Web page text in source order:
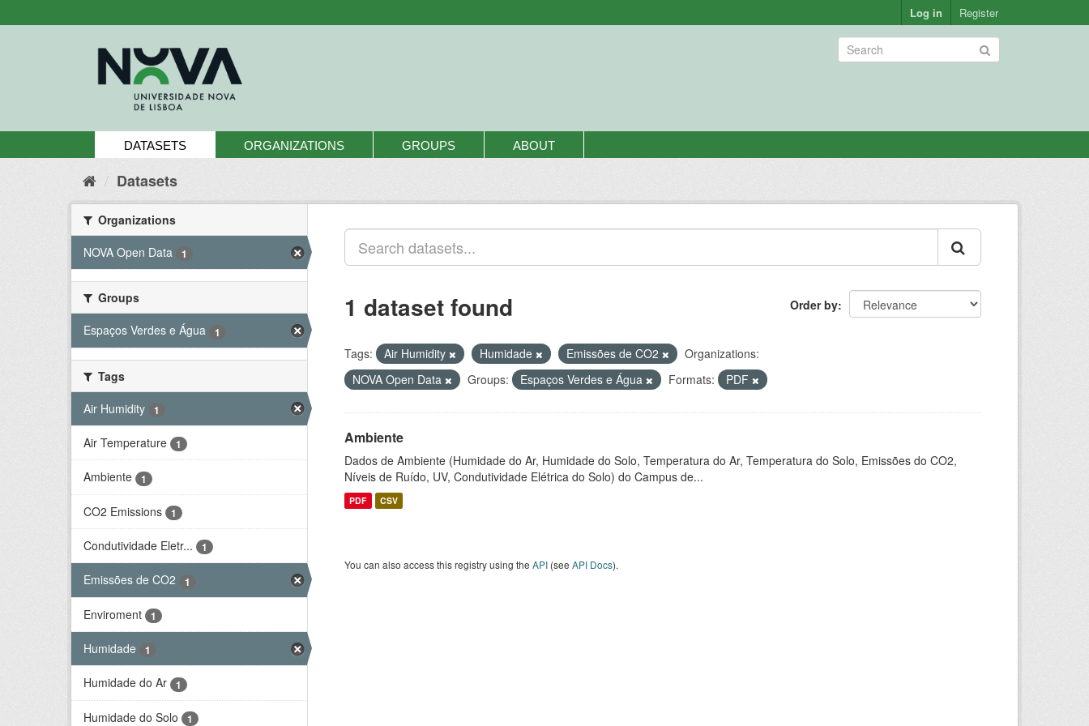
to
Log in Register
DATASETS ORGANIZATIONS GROUPS ABOUT
Datasets
Organizations
NOVA Open Data
1
Groups
Espaços Verdes e Água
1
Tags
Air Humidity
1
Air Temperature 1
Ambiente 1
CO2 Emissions 1
Condutividade Eletr... 1
Emissões de CO2 1
Enviroment 1
Humidade 1
Humidade do Ar 1
Humidade do Solo 1
Order by
1 dataset found
Tags: Air Humidity Humidade Emissões de CO2
Organizations:
NOVA Open Data
Groups: Espaços Verdes e Água Formats: PDF
Ambiente
Dados de Ambiente (Humidade do Ar, Humidade do Solo, Temperatura do Ar, Temperatura do Solo, Emissões do CO2,
Níveis de Ruído, UV, Condutividade Elétrica do Solo) do Campus de...
PDF CSV
You can also access this registry using the API (see API Docs).